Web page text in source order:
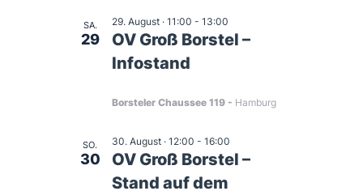
a
SA.
29
OV Groß Borstel –
Infostand
29. August · 11:00 - 13:00
Borsteler Chaussee 119 Hamburg
SO.
30
OV Groß Borstel –
Stand auf dem
30. August · 12:00 - 16:00